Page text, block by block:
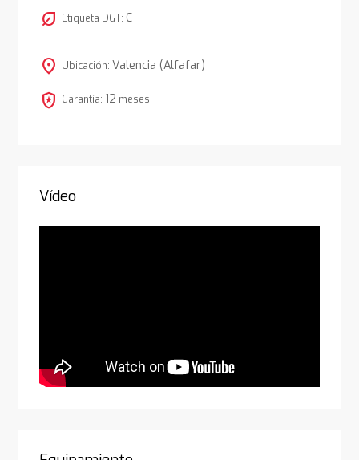
nest_eco_leaf Etiqueta DGT: C
location_on Ubicación: Valencia (Alfafar)
local_police Garantía: 12 meses
Vídeo